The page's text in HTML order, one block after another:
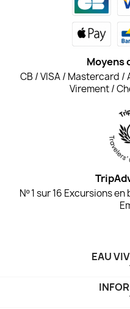
Moyens
CB / VISA / Mastercard /
Virement /
Nº 1 sur 16 Excursions
EAU